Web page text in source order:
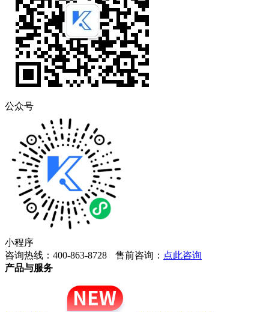
公众号
小程序
咨询热线：400-863-8728
售前咨询： 点此咨询
产品与服务